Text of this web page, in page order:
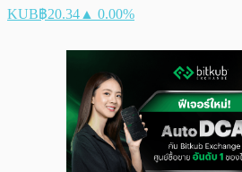
KUB฿20.34 ▲ 0.00%